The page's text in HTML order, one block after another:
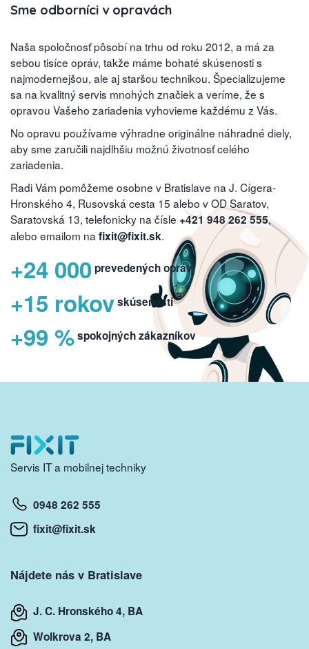
Sme odborníci v opravách
Naša spoločnosť pôsobí na trhu od roku 2012, a má za
sebou tisíce opráv, takže máme bohaté skúsenosti s
najmodernejšou, ale aj staršou technikou. Špecializujeme
sa na kvalitný servis mnohých značiek a veríme, že s
opravou Vašeho zariadenia vyhovieme každému z Vás.
No opravu používame výhradne originálne náhradné diely,
aby sme zaručili najdlhšiu možnú životnosť celého
zariadenia.
Radi Vám pomôžeme osobne v Bratislave na J. Cígera-
Hronského 4, Rusovská cesta 15 alebo v OD Saratov,
Saratovská 13, telefonicky na čísle +421 948 262 555,
alebo emailom na fixit@fixit.sk.
+24 000 prevedených opráv
+15 rokovskúseností
+99 %spokojných zákazníkov
Servis IT a mobilnej techniky
0948 262 555
fixit@fixit.sk
Nájdete nás v Bratislave
J. C. Hronského 4, BA
Wolkrova 2, BA